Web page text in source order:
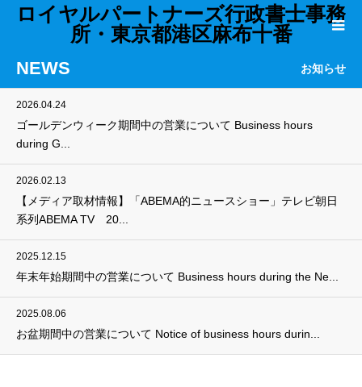
ロイヤルパートナーズ行政書士事務
所・東京都港区麻布十番
NEWS お知らせ
2026.04.24
ゴールデンウィーク期間中の営業について Business hours
during G...
2026.02.13
【メディア取材情報】「ABEMA的ニュースショー」テレビ朝日
系列ABEMA TV 20...
2025.12.15
年末年始期間中の営業について Business hours during the Ne...
2025.08.06
お盆期間中の営業について Notice of business hours durin...